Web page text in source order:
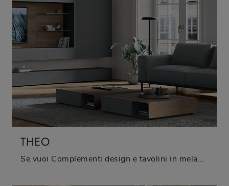
THEO
Se vuoi Complementi design e tavolini in melaminico scopri di più sul modello Theo del brand Tomasella.